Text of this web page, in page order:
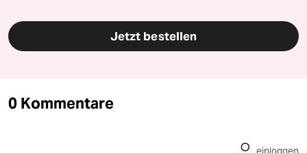
Jetzt bestellen
0 Kommentare